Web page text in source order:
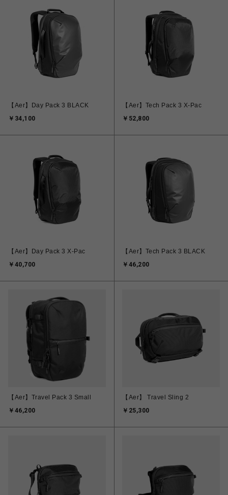
【Aer】Day Pack 3 BLACK
￥34,100
【Aer】Tech Pack 3 X-Pac
￥52,800
【Aer】Day Pack 3 X-Pac
￥40,700
【Aer】Tech Pack 3 BLACK
￥46,200
【Aer】Travel Pack 3 Small
￥46,200
【Aer】 Travel Sling 2
￥25,300